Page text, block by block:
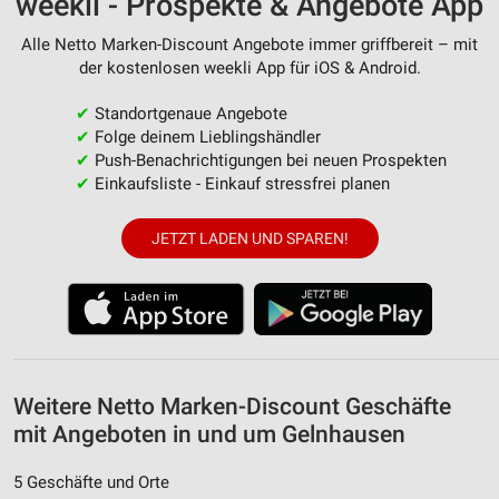
Alle Netto Marken-Discount Angebote immer griffbereit – mit
der kostenlosen weekli App für iOS & Android.
✔ Standortgenaue Angebote
✔ Folge deinem Lieblingshändler
✔ Push-Benachrichtigungen bei neuen Prospekten
✔ Einkaufsliste - Einkauf stressfrei planen
JETZT LADEN UND SPAREN!
Weitere Netto Marken-Discount Geschäfte
mit Angeboten in und um Gelnhausen
5 Geschäfte und Orte
von Inhalten
Verwendung von Profilen zur Auswahl
personalisierter Inhalte
Messung der Werbeleistung
Messung der Performance von Inhalten
Kombinationen von Daten aus verschiedenen
Entwicklung und Verbesserung der Angebote
Verwendung reduzierter Daten zur Auswahl von
Verwendung genauer Standortdaten
Geräte anhand von aktiv angeforderten
Informationen identifizieren